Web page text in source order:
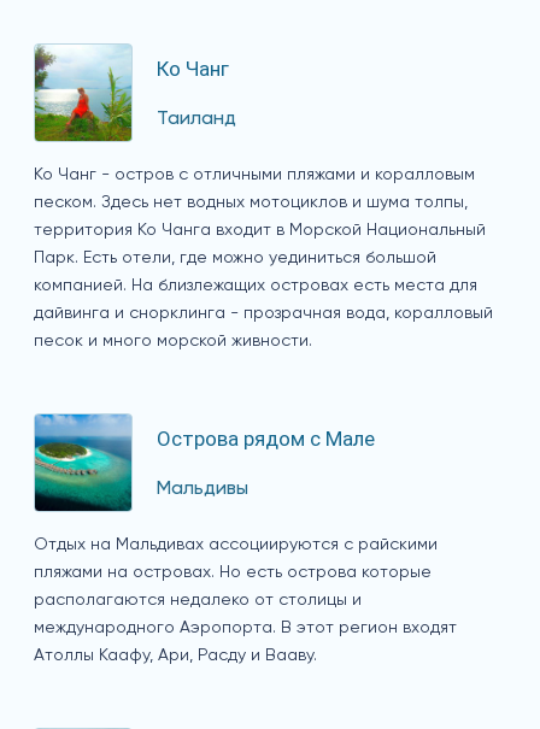
Ко Чанг
Таиланд
Ко Чанг - остров с отличными пляжами и коралловым
песком. Здесь нет водных мотоциклов и шума толпы,
территория Ко Чанга входит в Морской Национальный
Парк. Есть отели, где можно уединиться большой
компанией. На близлежащих островах есть места для
дайвинга и снорклинга - прозрачная вода, коралловый
песок и много морской живности.
Острова рядом с Мале
Мальдивы
Отдых на Мальдивах ассоциируются с райскими
пляжами на островах. Но есть острова которые
располагаются недалеко от столицы и
международного Аэропорта. В этот регион входят
Атоллы Каафу, Ари, Расду и Вааву.